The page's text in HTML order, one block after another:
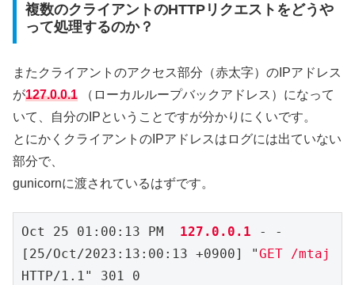
複数のクライアントのHTTPリクエストをどうや
って処理するのか？
またクライアントのアクセス部分（赤太字）のIPアドレス
が127.0.0.1 （ローカルループバックアドレス）になって
いて、自分のIPということですが分かりにくいです。
とにかくクライアントのIPアドレスはログには出ていない
部分で、
gunicornに渡されているはずです。
Oct 25 01:00:13 PM 127.0.0.1
- -
[25/Oct/2023:13:00:13 +0900] "GET /mtaj
HTTP/1.1" 301 0